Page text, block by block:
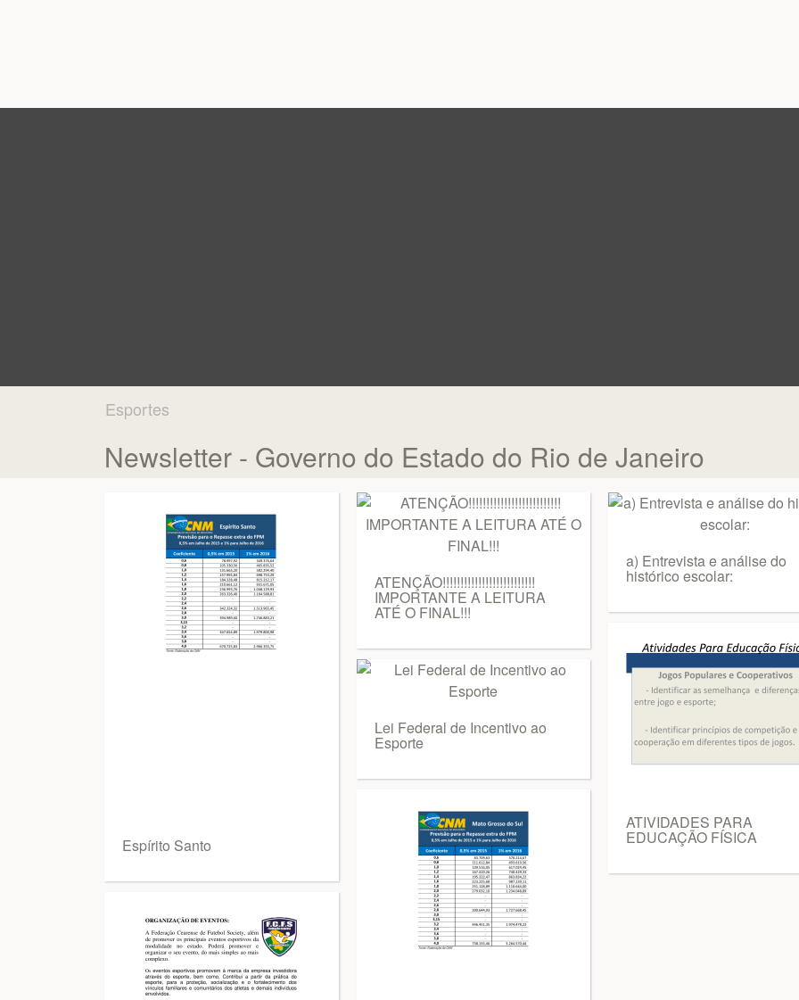
Esportes
Newsletter - Governo do Estado do Rio de Janeiro
Espírito Santo
ATENÇÃO!!!!!!!!!!!!!!!!!!!!!!!!!!
IMPORTANTE A LEITURA
ATÉ O FINAL!!!
Lei Federal de Incentivo ao
Esporte
a) Entrevista e análise do
histórico escolar:
ATIVIDADES PARA
EDUCAÇÃO FÍSICA